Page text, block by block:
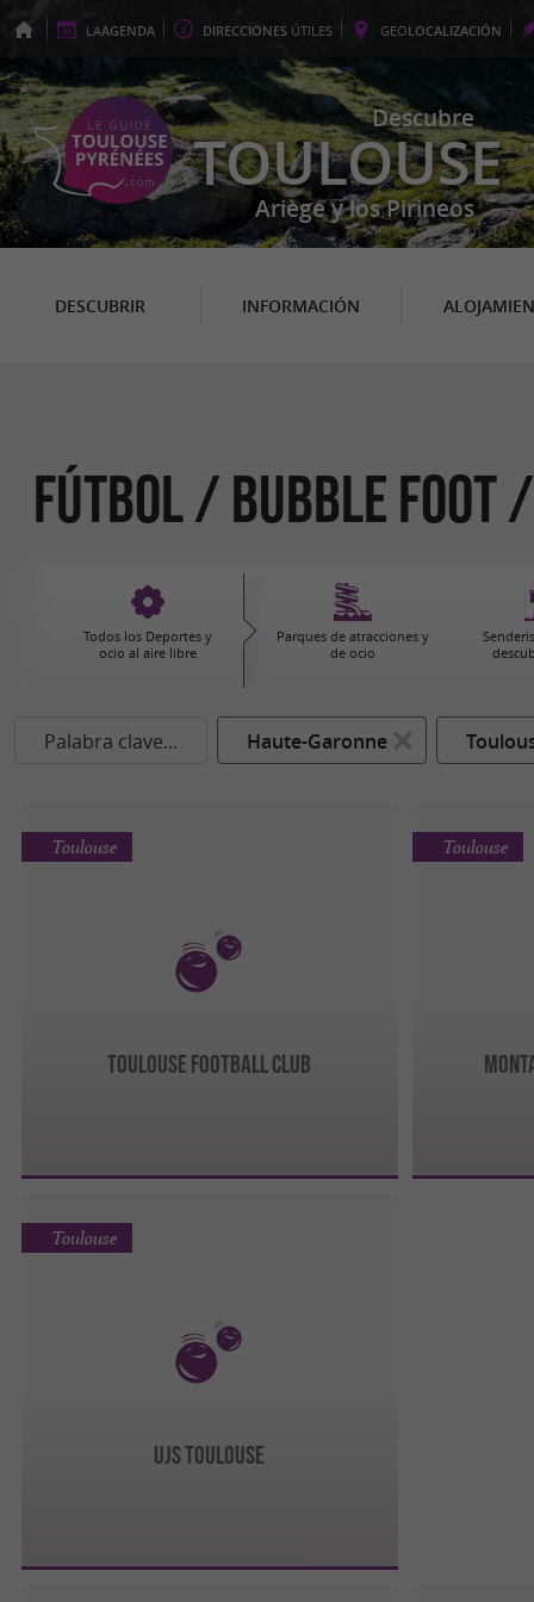
LAAGENDA DIRECCIONES ÚTILES GEOLOCALIZACIÓN
Descubre
TOULOUSE
Ariège y los Pirineos
DESCUBRIR INFORMACIÓN
Fútbol / Bubble Foot
Todos los Deportes y
ocio al aire libre
Parques de atracciones y
de ocio
Palabra clave... Haute-Garonne
TOULOUSE FOOTBALL CLUB
Toulouse Toulouse
UJS TOULOUSE
Toulouse